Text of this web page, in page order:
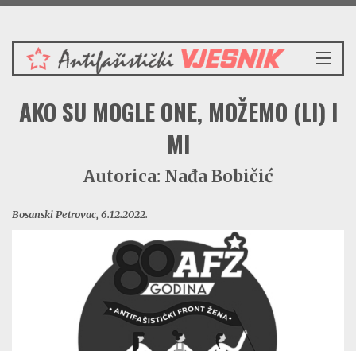
Petak 7.8.2026.
VIJESTI
CRVENI ZABAVNIK
SPOMENICI
BORBENA BIBLIOTEKA
AKO SU MOGLE ONE, MOŽEMO (LI) I
MI
Autorica: Nađa Bobičić
Bosanski Petrovac, 6.12.2022.